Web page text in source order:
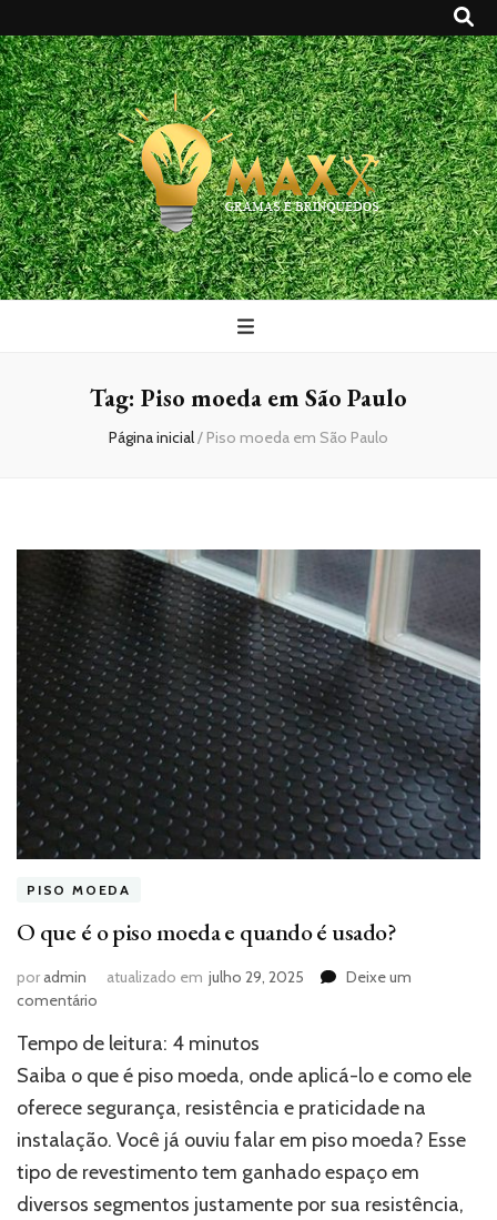
Maxx Gramas
Blog
Tag: Piso moeda em São Paulo
Página inicial/ Piso moeda em São Paulo
PISO MOEDA
O que é o piso moeda e quando é usado?
poradmin atualizado em julho 29, 2025
Deixe um
comentário
que
é
o
piso
moeda
quando
é
Tempo de leitura: 4 minutos
Saiba o que é piso moeda, onde aplicá-lo e como ele
oferece segurança, resistência e praticidade na
instalação. Você já ouviu falar em piso moeda? Esse
tipo de revestimento tem ganhado espaço em
diversos segmentos justamente por sua resistência,